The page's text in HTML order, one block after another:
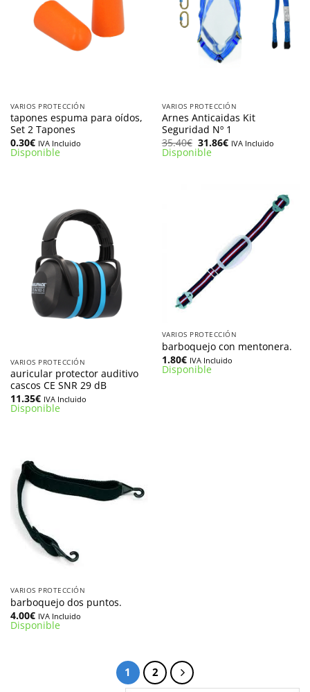
VARIOS PROTECCIÓN
tapones espuma para oídos,
Set 2 Tapones
0.30€ IVA Incluido
Disponible
VARIOS PROTECCIÓN
Arnes Anticaidas Kit
Seguridad Nº 1
35.40€ El
precio
original
31.86€El
precio
IVA Incluido
Disponible
VARIOS PROTECCIÓN
auricular protector auditivo
cascos CE SNR 29 dB
11.35€ IVA Incluido
Disponible
VARIOS PROTECCIÓN
barboquejo con mentonera.
1.80€ IVA Incluido
Disponible
VARIOS PROTECCIÓN
barboquejo dos puntos.
4.00€ IVA Incluido
Disponible
1 2